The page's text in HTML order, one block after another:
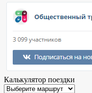
Калькулятор поездки